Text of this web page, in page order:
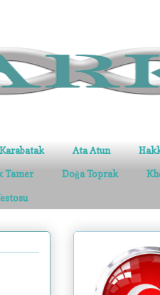
Ata Atun
Tamer Doğa Toprak